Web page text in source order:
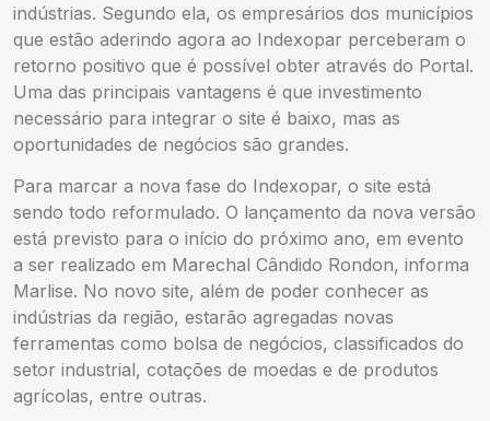
indústrias. Segundo ela, os empresários dos municípios
que estão aderindo agora ao Indexopar perceberam o
retorno positivo que é possível obter através do Portal.
Uma das principais vantagens é que investimento
necessário para integrar o site é baixo, mas as
oportunidades de negócios são grandes.
Para marcar a nova fase do Indexopar, o site está
sendo todo reformulado. O lançamento da nova versão
está previsto para o início do próximo ano, em evento
a ser realizado em Marechal Cândido Rondon, informa
Marlise. No novo site, além de poder conhecer as
indústrias da região, estarão agregadas novas
ferramentas como bolsa de negócios, classificados do
setor industrial, cotações de moedas e de produtos
agrícolas, entre outras.